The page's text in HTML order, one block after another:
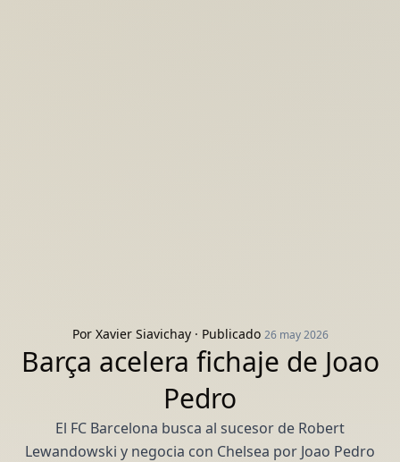
Por Xavier Siavichay· Publicado 26 may 2026
Barça acelera fichaje de Joao
Pedro
El FC Barcelona busca al sucesor de Robert
Lewandowski y negocia con Chelsea por Joao Pedro